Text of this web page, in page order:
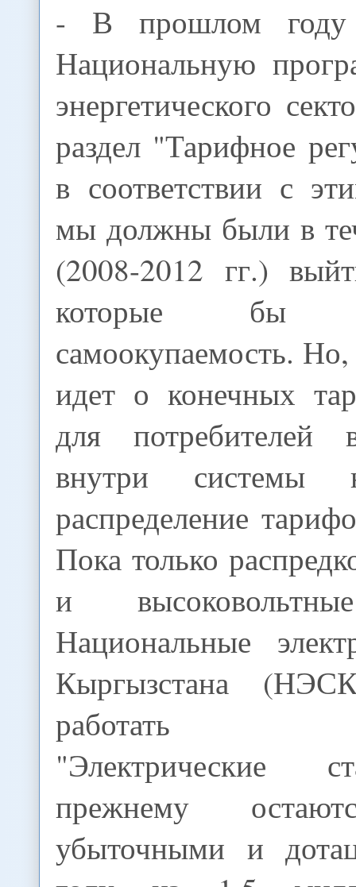
- В прошлом
Национальную
энергетического
раздел "Тарифное
в соответствии с
мы должны были в
(2008-2012 гг.)
которые бы
самоокупаемость.
идет о конечных
для
внутри системы
распределение
Пока только
и
Национальные
Кыргызстана
работать
"Электрические
прежнему
убыточными и